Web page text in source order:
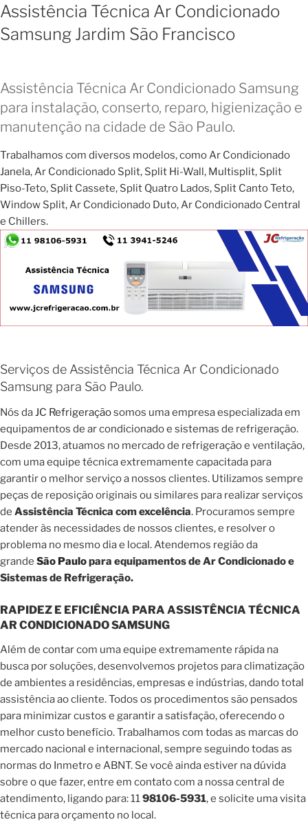
Assistência Técnica Ar Condicionado
Samsung Jardim São Francisco
Assistência Técnica Ar Condicionado Samsung
para instalação, conserto, reparo, higienização e
manutenção na cidade de São Paulo.
Trabalhamos com diversos modelos, como Ar Condicionado
Janela, Ar Condicionado Split, Split Hi-Wall, Multisplit, Split
Piso-Teto, Split Cassete, Split Quatro Lados, Split Canto Teto,
Window Split, Ar Condicionado Duto, Ar Condicionado Central
e Chillers.
Serviços de Assistência Técnica Ar Condicionado
Samsung para São Paulo.
Nós daJC Refrigeraçãosomos uma empresa especializada em
equipamentos de ar condicionado e sistemas de refrigeração.
Desde 2013, atuamos no mercado de refrigeração e ventilação,
com uma equipe técnica extremamente capacitada para
garantir o melhor serviço a nossos clientes. Utilizamos sempre
peças de reposição originais ou similares para realizar serviços
de Assistência Técnica com excelência. Procuramos sempre
atender às necessidades de nossos clientes, e resolver o
problema no mesmo dia e local. Atendemos região da
grande São Paulopara equipamentos de Ar Condicionado e
Sistemas de Refrigeração.
RAPIDEZ E EFICIÊNCIA PARA ASSISTÊNCIA TÉCNICA
AR CONDICIONADO SAMSUNG
Além de contar com uma equipe extremamente rápida na
busca por soluções, desenvolvemos projetos para climatização
de ambientes a residências, empresas e indústrias, dando total
assistência ao cliente. Todos os procedimentos são pensados
para minimizar custos e garantir a satisfação, oferecendo o
melhor custo benefício. Trabalhamos com todas as marcas do
mercado nacional e internacional, sempre seguindo todas as
normas do Inmetro e ABNT. Se você ainda estiver na dúvida
sobre o que fazer, entre em contato com a nossa central de
atendimento, ligando para: 1198106-5931, e solicite uma visita
técnica para orçamento no local.